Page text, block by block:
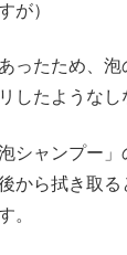
が）
ったため、
したようなし
シャンプー
から拭き取る
。